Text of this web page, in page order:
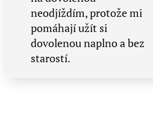
neodjíždím, protože mi
pomáhají užít si
dovolenou naplno a bez
starostí.